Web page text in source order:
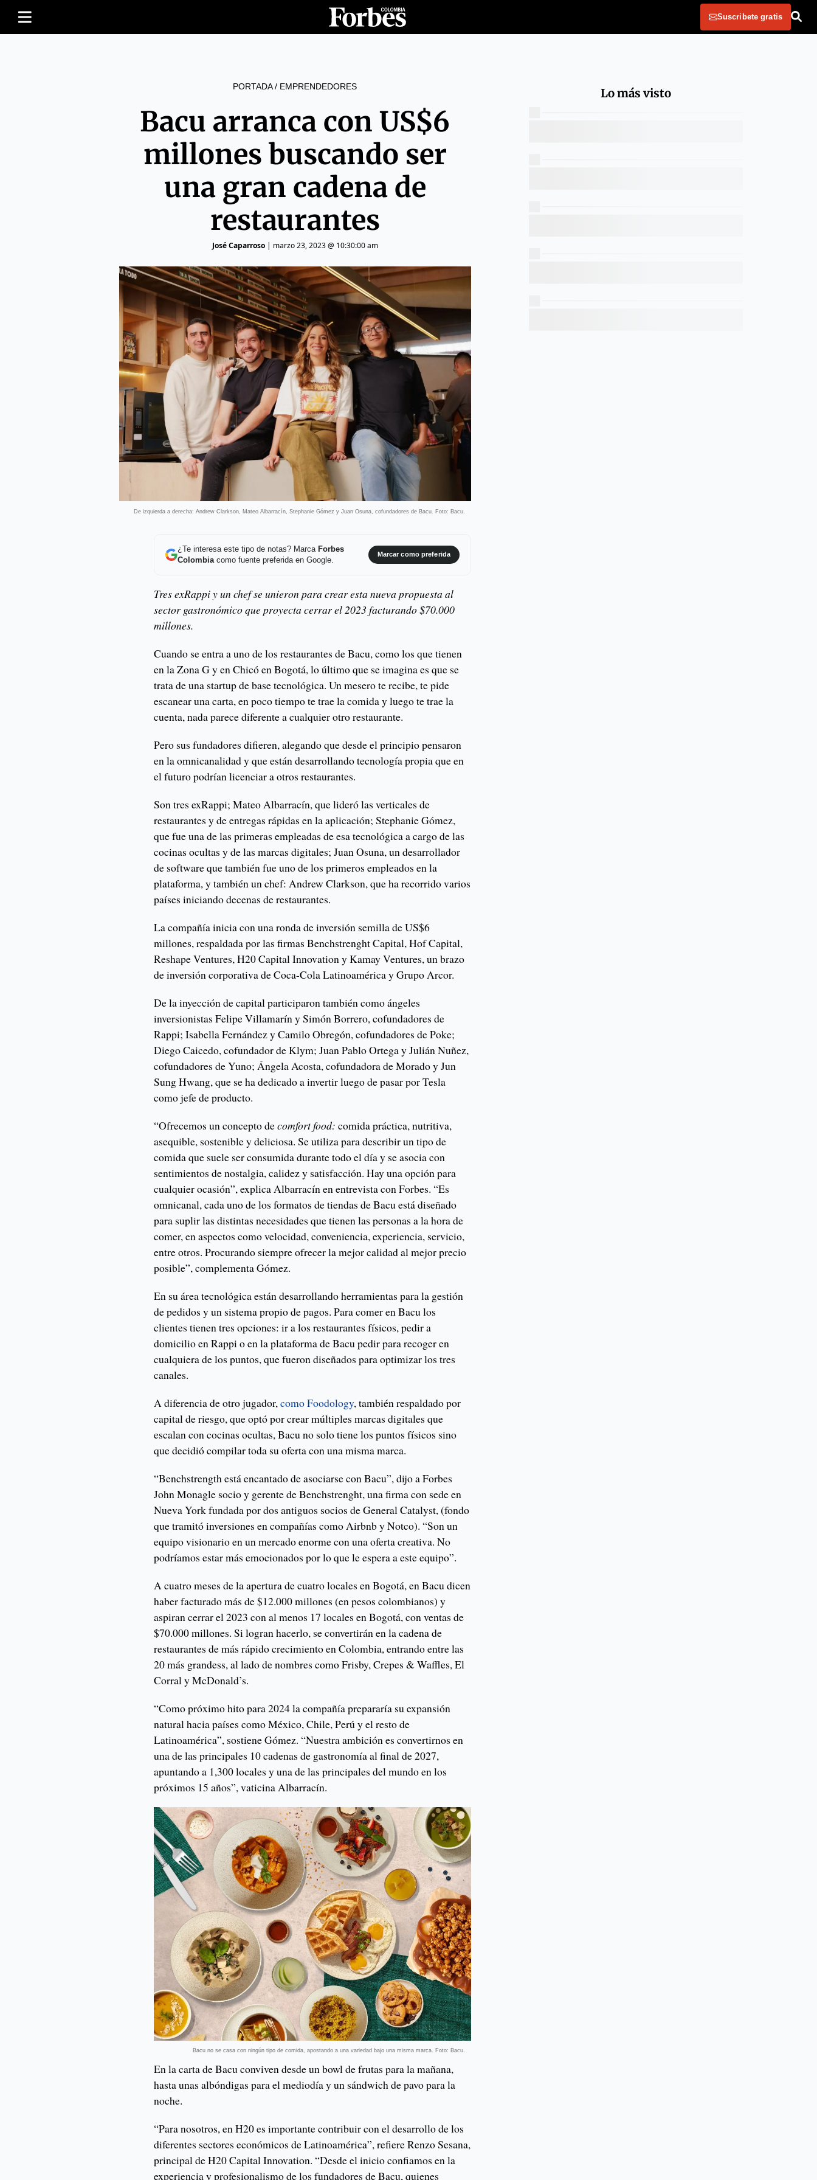
Suscribete gratis
PORTADA/ EMPRENDEDORES
Bacu arranca con US$6
millones buscando ser
una gran cadena de
restaurantes
José Caparroso| marzo 23, 2023 @ 10:30:00 am
De izquierda a derecha: Andrew Clarkson, Mateo Albarracín, Stephanie Gómez y Juan Osuna, cofundadores de Bacu. Foto: Bacu.
¿Te interesa este tipo de notas? Marca Forbes
Colombiacomo fuente preferida en Google.
Marcar como preferida
Tres exRappi y un chef se unieron para crear esta nueva propuesta al
sector gastronómico que proyecta cerrar el 2023 facturando $70.000
millones.
Cuando se entra a uno de los restaurantes de Bacu, como los que tienen
en la Zona G y en Chicó en Bogotá, lo último que se imagina es que se
trata de una startup de base tecnológica. Un mesero te recibe, te pide
escanear una carta, en poco tiempo te trae la comida y luego te trae la
cuenta, nada parece diferente a cualquier otro restaurante.
Pero sus fundadores difieren, alegando que desde el principio pensaron
en la omnicanalidad y que están desarrollando tecnología propia que en
el futuro podrían licenciar a otros restaurantes.
Son tres exRappi; Mateo Albarracín, que lideró las verticales de
restaurantes y de entregas rápidas en la aplicación; Stephanie Gómez,
que fue una de las primeras empleadas de esa tecnológica a cargo de las
cocinas ocultas y de las marcas digitales; Juan Osuna, un desarrollador
de software que también fue uno de los primeros empleados en la
plataforma, y también un chef: Andrew Clarkson, que ha recorrido varios
países iniciando decenas de restaurantes.
La compañía inicia con una ronda de inversión semilla de US$6
millones, respaldada por las firmas Benchstrenght Capital, Hof Capital,
Reshape Ventures, H20 Capital Innovation y Kamay Ventures, un brazo
de inversión corporativa de Coca-Cola Latinoamérica y Grupo Arcor.
De la inyección de capital participaron también como ángeles
inversionistas Felipe Villamarín y Simón Borrero, cofundadores de
Rappi; Isabella Fernández y Camilo Obregón, cofundadores de Poke;
Diego Caicedo, cofundador de Klym; Juan Pablo Ortega y Julián Nuñez,
cofundadores de Yuno; Ángela Acosta, cofundadora de Morado y Jun
Sung Hwang, que se ha dedicado a invertir luego de pasar por Tesla
como jefe de producto.
“Ofrecemos un concepto decomfort food: comida práctica, nutritiva,
asequible, sostenible y deliciosa. Se utiliza para describir un tipo de
comida que suele ser consumida durante todo el día y se asocia con
sentimientos de nostalgia, calidez y satisfacción. Hay una opción para
cualquier ocasión”, explica Albarracín en entrevista con Forbes. “Es
omnicanal, cada uno de los formatos de tiendas de Bacu está diseñado
para suplir las distintas necesidades que tienen las personas a la hora de
comer, en aspectos como velocidad, conveniencia, experiencia, servicio,
entre otros. Procurando siempre ofrecer la mejor calidad al mejor precio
posible”, complementa Gómez.
En su área tecnológica están desarrollando herramientas para la gestión
de pedidos y un sistema propio de pagos. Para comer en Bacu los
clientes tienen tres opciones: ir a los restaurantes físicos, pedir a
domicilio en Rappi o en la plataforma de Bacu pedir para recoger en
cualquiera de los puntos, que fueron diseñados para optimizar los tres
canales.
A diferencia de otro jugador,como Foodology, también respaldado por
capital de riesgo, que optó por crear múltiples marcas digitales que
escalan con cocinas ocultas, Bacu no solo tiene los puntos físicos sino
que decidió compilar toda su oferta con una misma marca.
“Benchstrength está encantado de asociarse con Bacu”, dijo a Forbes
John Monagle socio y gerente de Benchstrenght, una firma con sede en
Nueva York fundada por dos antiguos socios de General Catalyst, (fondo
que tramitó inversiones en compañías como Airbnb y Notco). “Son un
equipo visionario en un mercado enorme con una oferta creativa. No
podríamos estar más emocionados por lo que le espera a este equipo”.
A cuatro meses de la apertura de cuatro locales en Bogotá, en Bacu dicen
haber facturado más de $12.000 millones (en pesos colombianos) y
aspiran cerrar el 2023 con al menos 17 locales en Bogotá, con ventas de
$70.000 millones. Si logran hacerlo, se convertirán en la cadena de
restaurantes de más rápido crecimiento en Colombia, entrando entre las
20 más grandess, al lado de nombres como Frisby, Crepes & Waffles, El
Corral y McDonald’s.
“Como próximo hito para 2024 la compañía prepararía su expansión
natural hacia países como México, Chile, Perú y el resto de
Latinoamérica”, sostiene Gómez. “Nuestra ambición es convertirnos en
una de las principales 10 cadenas de gastronomía al final de 2027,
apuntando a 1,300 locales y una de las principales del mundo en los
próximos 15 años”, vaticina Albarracín.
Bacu no se casa con ningún tipo de comida, apostando a una variedad bajo una misma marca. Foto: Bacu.
En la carta de Bacu conviven desde un bowl de frutas para la mañana,
hasta unas albóndigas para el mediodía y un sándwich de pavo para la
noche.
“Para nosotros, en H20 es importante contribuir con el desarrollo de los
diferentes sectores económicos de Latinoamérica”, refiere Renzo Sesana,
principal de H20 Capital Innovation. “Desde el inicio confiamos en la
experiencia y profesionalismo de los fundadores de Bacu, quienes
Lo más visto